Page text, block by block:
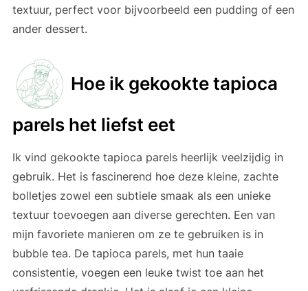
textuur, perfect voor bijvoorbeeld een pudding of een
ander dessert.
Hoe ik gekookte tapioca
parels het liefst eet
Ik vind gekookte tapioca parels heerlijk veelzijdig in
gebruik. Het is fascinerend hoe deze kleine, zachte
bolletjes zowel een subtiele smaak als een unieke
textuur toevoegen aan diverse gerechten. Een van
mijn favoriete manieren om ze te gebruiken is in
bubble tea. De tapioca parels, met hun taaie
consistentie, voegen een leuke twist toe aan het